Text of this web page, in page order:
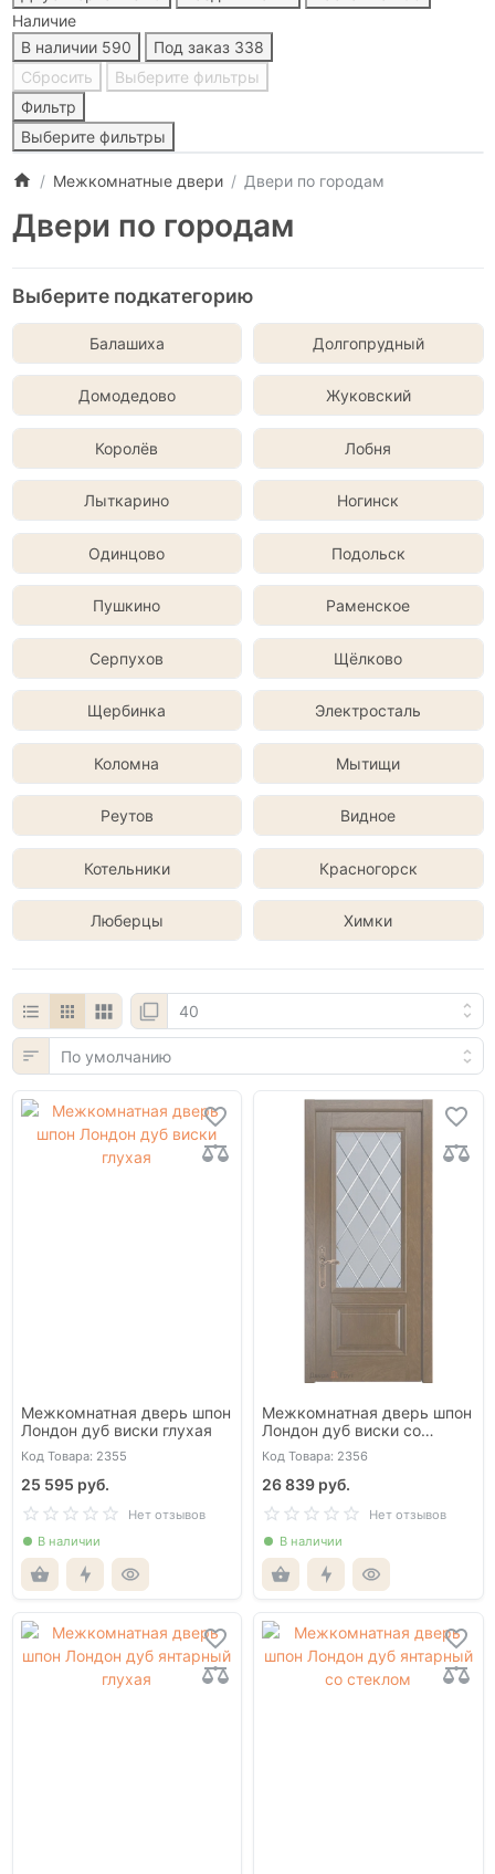
Наличие
В наличии 590 Под заказ 338
Сбросить
Выберите фильтры
Фильтр
Выберите фильтры
Межкомнатные двери Двери по городам
Двери по городам
Выберите подкатегорию
Балашиха Долгопрудный
Домодедово Жуковский
Королёв Лобня
Лыткарино Ногинск
Одинцово Подольск
Пушкино Раменское
Серпухов Щёлково
Щербинка Электросталь
Коломна Мытищи
Реутов Видное
Котельники Красногорск
Люберцы Химки
Межкомнатная дверь шпон
Лондон дуб виски глухая
Код Товара: 2355
25 595 руб.
Нет отзывов
В наличии
Межкомнатная дверь шпон
Лондон дуб виски со
стеклом
Код Товара: 2356
26 839 руб.
Нет отзывов
В наличии